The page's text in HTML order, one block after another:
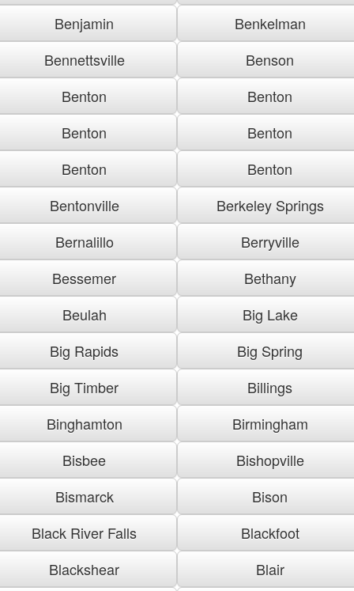
Benjamin
Benkelman
Bennettsville
Benson
Benton
Benton
Benton
Benton
Benton
Benton
Bentonville
Berkeley Springs
Bernalillo
Berryville
Bessemer
Bethany
Beulah
Big Lake
Big Rapids
Big Spring
Big Timber
Billings
Binghamton
Birmingham
Bisbee
Bishopville
Bismarck
Bison
Black River Falls
Blackfoot
Blackshear
Blair